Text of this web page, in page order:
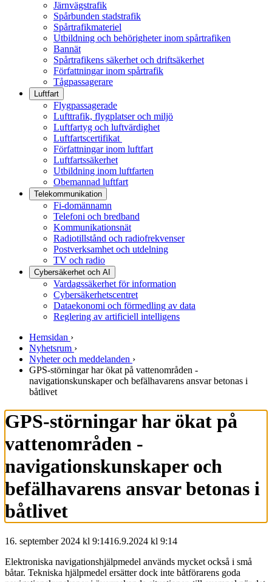
Järnvägstrafik
Spårbunden stadstrafik
Spårtrafikmateriel
Utbildning och behörigheter inom spårtrafiken
Bannät
Spårtrafikens säkerhet och driftsäkerhet
Författningar inom spårtrafik
Tågpassagerare
Luftfart
Flygpassagerade
Lufttrafik, flygplatser och miljö
Luftfartyg och luftvärdighet
Luftfartscertifikat
Författningar inom luftfart
Luftfartssäkerhet
Utbildning inom luftfarten
Obemannad luftfart
Telekommunikation
Fi-domännamn
Telefoni och bredband
Kommunikationsnät
Radiotillstånd och radiofrekvenser
Postverksamhet och utdelning
TV och radio
Cybersäkerhet och AI
Vardagssäkerhet för information
Cybersäkerhetscentret
Dataekonomi och förmedling av data
Reglering av artificiell intelligens
Hemsidan ›
Nyhetsrum ›
Nyheter och meddelanden ›
GPS-störningar har ökat på vattenområden -
navigationskunskaper och befälhavarens ansvar betonas i
båtlivet
GPS-störningar har ökat på
vattenområden -
navigationskunskaper och
befälhavarens ansvar betonas i
båtlivet
16. september 2024 kl 9:1416.9.2024 kl 9:14
Elektroniska navigationshjälpmedel används mycket också i små
båtar. Tekniska hjälpmedel ersätter dock inte båtförarens goda